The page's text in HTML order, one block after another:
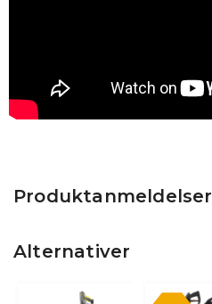
Produktanmeldelser
Alternativer